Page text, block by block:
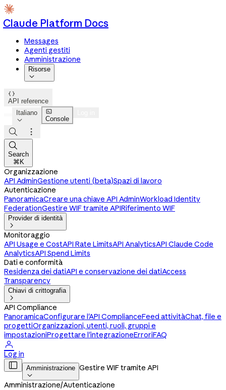
Claude Platform Docs
Messages
Agenti gestiti
Amministrazione
Risorse


API reference
Italiano


Console



Search
⌘K
Organizzazione
API AdminGestione utenti (beta)Spazi di lavoro
Autenticazione
PanoramicaCreare una chiave API AdminWorkload Identity
FederationGestire WIF tramite APIRiferimento WIF
Provider di identità

Monitoraggio
API Usage e CostAPI Rate LimitsAPI AnalyticsAPI Claude Code
AnalyticsAPI Spend Limits
Dati e conformità
Residenza dei datiAPI e conservazione dei datiAccess
Transparency
Chiavi di crittografia

API Compliance
PanoramicaConfigurare l'API ComplianceFeed attivitàChat, file e
progettiOrganizzazioni, utenti, ruoli, gruppi e
impostazioniProgettare l'integrazioneErroriFAQ

Log in
 Amministrazione

Gestire WIF tramite API
Amministrazione/Autenticazione